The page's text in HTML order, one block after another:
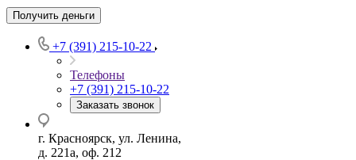
Получить деньги
+7 (391) 215-10-22
Телефоны
+7 (391) 215-10-22
Заказать звонок
г. Красноярск, ул. Ленина,
д. 221а, оф. 212